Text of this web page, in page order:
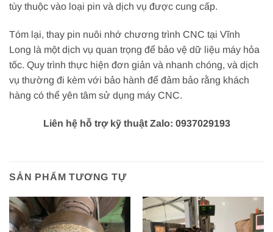
tùy thuộc vào loại pin và dịch vụ được cung cấp.
Tóm lại, thay pin nuôi nhớ chương trình CNC tại Vĩnh
Long là một dịch vụ quan trọng để bảo vệ dữ liệu máy hỏa
tốc. Quy trình thực hiện đơn giản và nhanh chóng, và dịch
vụ thường đi kèm với bảo hành để đảm bảo rằng khách
hàng có thể yên tâm sử dụng máy CNC.
Liên hệ hỗ trợ kỹ thuật Zalo: 0937029193
SẢN PHẨM TƯƠNG TỰ